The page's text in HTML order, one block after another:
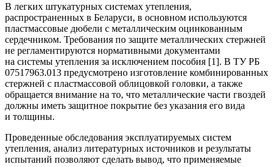
В легких штукатурных системах утепления,
распространенных в Беларуси, в основном используются
пластмассовые дюбели с металлическим оцинкованным
сердечником. Требования по защите металлических стержней
не регламентируются нормативными документами
на системы утепления за исключением пособия [1]. В ТУ РБ
07517963.013 предусмотрено изготовление комбинированных
стержней с пластмассовой облицовкой головки, а также
обращается внимание на то, что металлические части гвоздей
должны иметь защитное покрытие без указания его вида
и толщины.
Проведенные обследования эксплуатируемых систем
утепления, анализ литературных источников и результаты
испытаний позволяют сделать вывод, что применяемые